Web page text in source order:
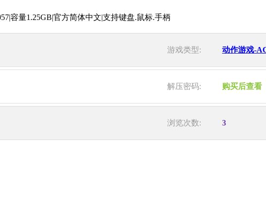
游戏类型: 动作游戏-
解压密码: 购买后查看
浏览次数: 3